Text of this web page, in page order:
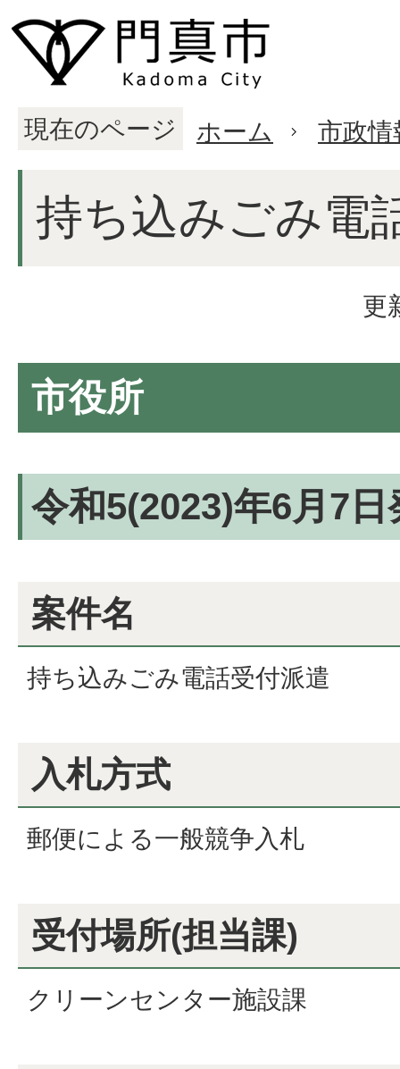
現在のページ ホーム 市政情
持ち込みごみ電
更
市役所
令和5(2023)年6月7日
案件名
持ち込みごみ電話受付派遣
入札方式
郵便による一般競争入札
受付場所(担当課)
クリーンセンター施設課